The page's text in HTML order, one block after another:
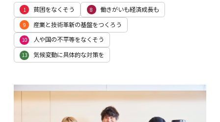
1 貧困をなくそう 8 働きがいも経済成長も
9 産業と技術革新の基盤をつくろう
10 人や国の不平等をなくそう
13 気候変動に具体的な対策を